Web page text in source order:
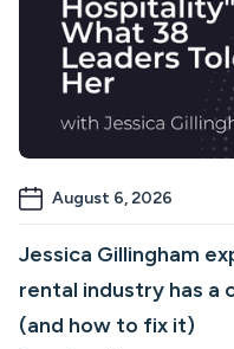
August 6, 2026
Jessica Gillingham
rental industry has a
(and how to fix it)